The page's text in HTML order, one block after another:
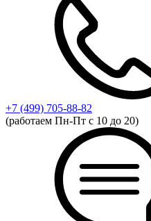
+7 (499) 705-88-82
(работаем Пн-Пт с 10 до 20)